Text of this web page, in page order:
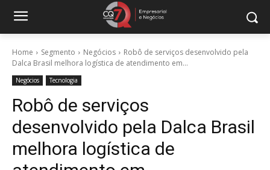
Home Segmento Negócios
Robô de serviços desenvolvido pela
Dalca Brasil melhora logística de atendimento em...
Negócios Tecnologia
Robô de serviços
desenvolvido pela Dalca Brasil
melhora logística de